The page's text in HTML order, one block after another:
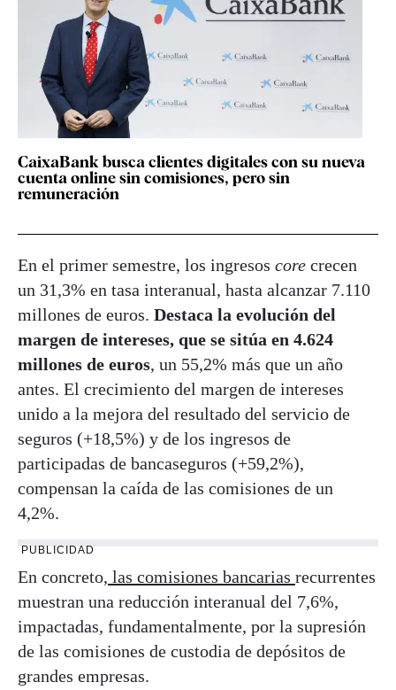
CaixaBank busca clientes digitales con su nueva
cuenta online sin comisiones, pero sin
remuneración
En el primer semestre, los ingresos core crecen
un 31,3% en tasa interanual, hasta alcanzar 7.110
millones de euros. Destaca la evolución del
margen de intereses, que se sitúa en 4.624
millones de euros, un 55,2% más que un año
antes. El crecimiento del margen de intereses
unido a la mejora del resultado del servicio de
seguros (+18,5%) y de los ingresos de
participadas de bancaseguros (+59,2%),
compensan la caída de las comisiones de un
4,2%.
PUBLICIDAD
En concreto, las comisiones bancarias recurrentes
muestran una reducción interanual del 7,6%,
impactadas, fundamentalmente, por la supresión
de las comisiones de custodia de depósitos de
grandes empresas.